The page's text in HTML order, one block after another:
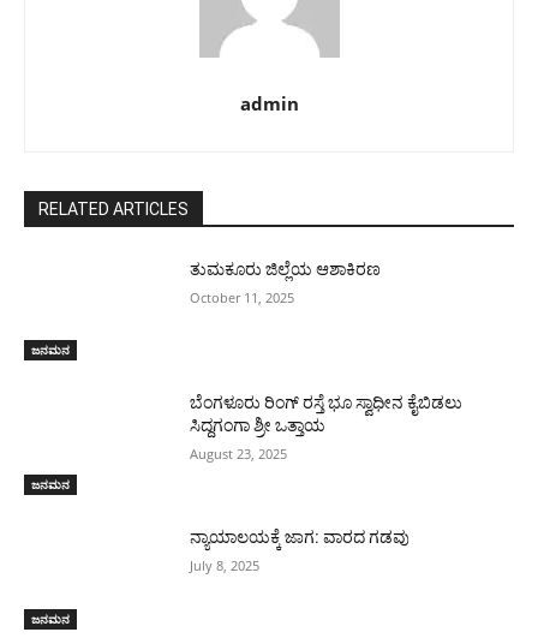
admin
RELATED ARTICLES
ಜನಮನ
ತುಮಕೂರು ಜಿಲ್ಲೆಯ ಆಶಾಕಿರಣ
October 11, 2025
ಜನಮನ
ಬೆಂಗಳೂರು ರಿಂಗ್ ರಸ್ತೆ ಭೂ ಸ್ವಾಧೀನ ಕೈಬಿಡಲು
ಸಿದ್ದಗಂಗಾ ಶ್ರೀ ಒತ್ತಾಯ
August 23, 2025
ಜನಮನ
ನ್ಯಾಯಾಲಯಕ್ಕೆ ಜಾಗ: ವಾರದ ಗಡವು
July 8, 2025